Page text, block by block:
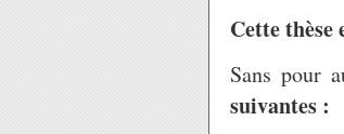
Cette thèse
Sans pour
suivantes :